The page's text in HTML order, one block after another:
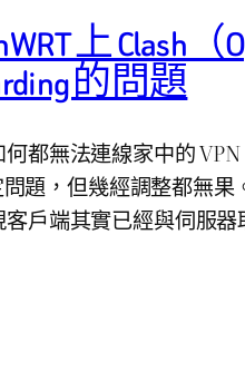
上 Clash
的問題
都無法連線家中的
題，但幾經調整都無果
戶端其實已經與伺服